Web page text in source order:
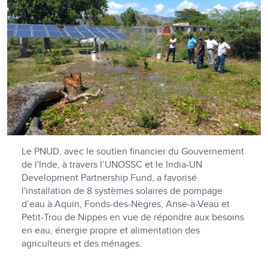
Le PNUD, avec le soutien financier du Gouvernement
de l'Inde, à travers l’UNOSSC et le India-UN
Development Partnership Fund, a favorisé
l'installation de 8 systèmes solaires de pompage
d’eau à Aquin, Fonds-des-Nègres, Anse-à-Veau et
Petit-Trou de Nippes en vue de répondre aux besoins
en eau, énergie propre et alimentation des
agriculteurs et des ménages.